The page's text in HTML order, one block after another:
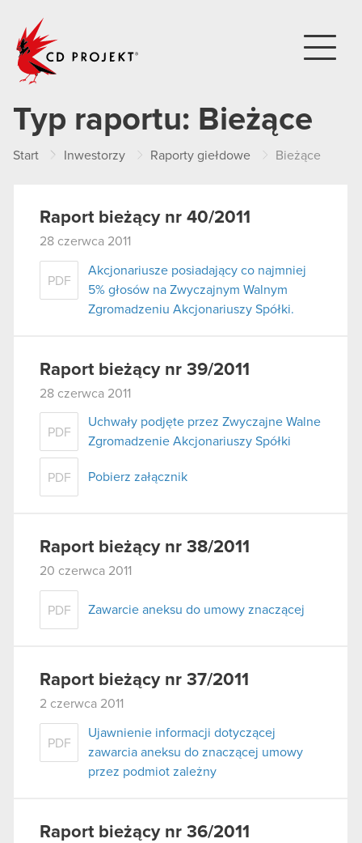
Typ raportu: Bieżące
Start Inwestorzy Raporty giełdowe Bieżące
Raport bieżący nr 40/2011
28 czerwca 2011
PDF
Akcjonariusze posiadający co najmniej
5% głosów na Zwyczajnym Walnym
Zgromadzeniu Akcjonariuszy Spółki.
Raport bieżący nr 39/2011
28 czerwca 2011
PDF
Uchwały podjęte przez Zwyczajne Walne
Zgromadzenie Akcjonariuszy Spółki
PDF Pobierz załącznik
Raport bieżący nr 38/2011
20 czerwca 2011
PDF Zawarcie aneksu do umowy znaczącej
Raport bieżący nr 37/2011
2 czerwca 2011
PDF
Ujawnienie informacji dotyczącej
zawarcia aneksu do znaczącej umowy
przez podmiot zależny
Raport bieżący nr 36/2011